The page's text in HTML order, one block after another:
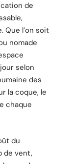
de
Que l’on soit
nomade
selon
des
la coque, le
chaque
du
de vent,